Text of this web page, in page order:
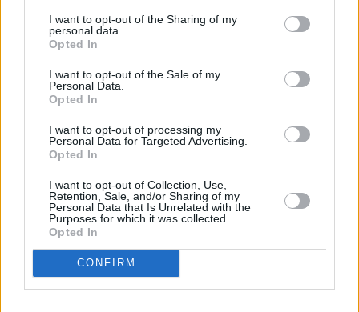
I want to opt-out of the Sharing of my
personal data.
Opted In
I want to opt-out of the Sale of my
Personal Data.
Opted In
I want to opt-out of processing my
Personal Data for Targeted Advertising.
Opted In
I want to opt-out of Collection, Use,
Retention, Sale, and/or Sharing of my
Personal Data that Is Unrelated with the
Purposes for which it was collected.
Opted In
CONFIRM
Escrito por Redaccion
vencedor en las finales del
Campeonato Mundial de
Triatlón en Málaga
Lionel Morales ha cerrado la
temporada con el mejor de los sabores,
proclamándose vencedor en la World
Triathlon Para Championships de
Málaga celebrada este fin de semana
en la ciudad andaluza, sellando su
billete de oro para los Juegos